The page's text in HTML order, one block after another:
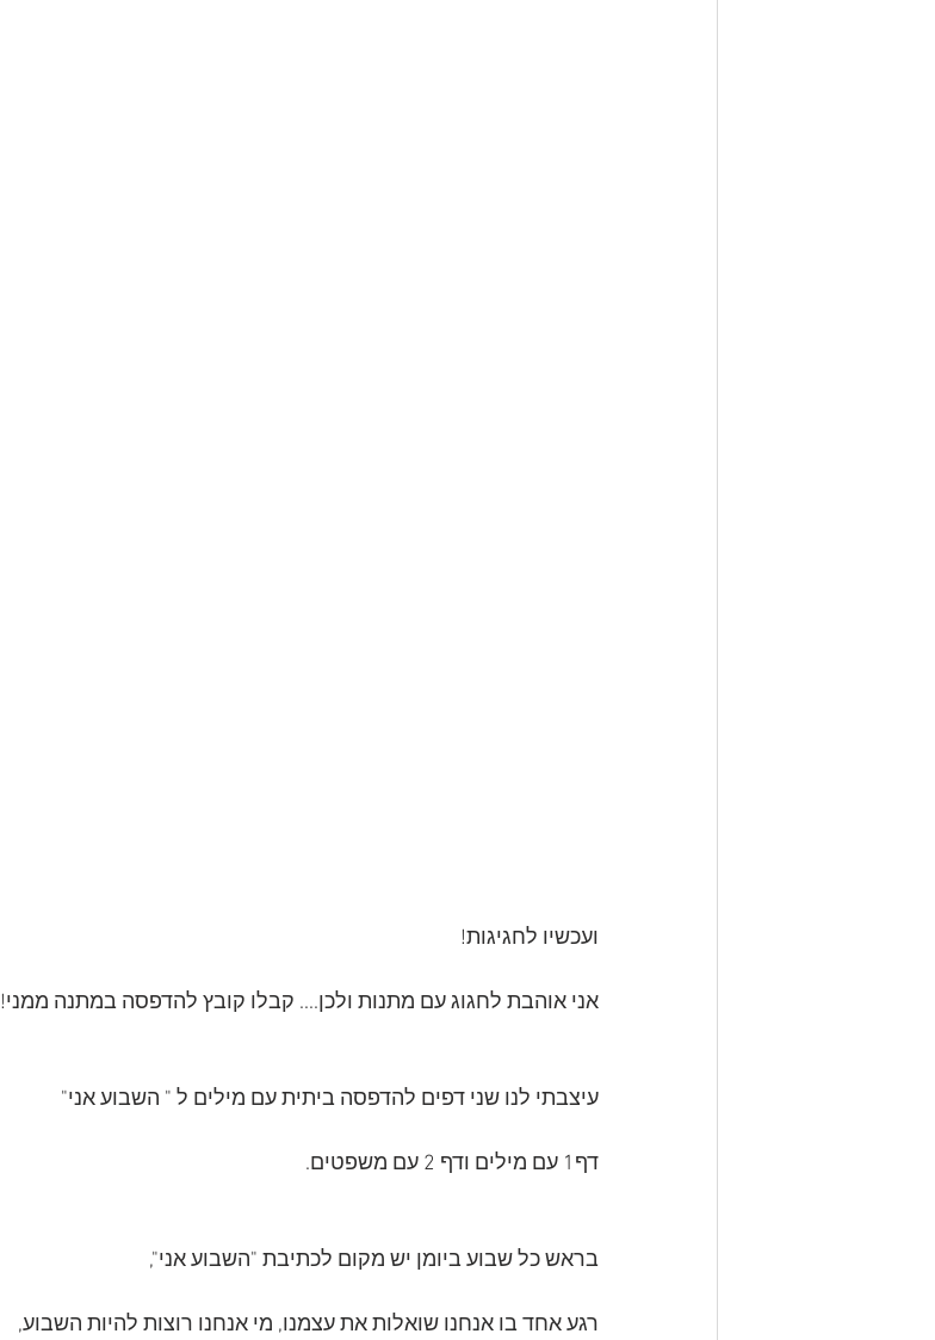
ועכשיו לחגיגות!
אני אוהבת לחגוג עם מתנות ולכן.... קבלו קובץ להדפסה במתנה ממני!
עיצבתי לנו שני דפים להדפסה ביתית עם מילים ל " השבוע אני"
דף1 עם מילים ודף 2 עם משפטים.
בראש כל שבוע ביומן יש מקום לכתיבת "השבוע אני",
רגע אחד בו אנחנו שואלות את עצמנו, מי אנחנו רוצות להיות השבוע,